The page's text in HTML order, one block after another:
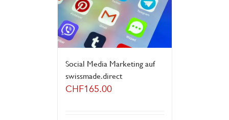
Social Media Marketing auf
swissmade.direct
CHF165.00